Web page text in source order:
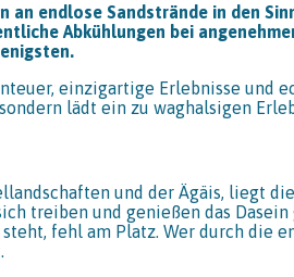
endlose Sandstrände in den
Abkühlungen bei
einzigartige Erlebnisse
lädt ein zu waghalsigen
und der Ägäis, liegt die
treiben und genießen das
fehl am Platz. Wer durch